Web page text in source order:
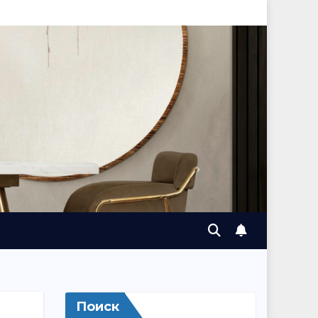
Поиск